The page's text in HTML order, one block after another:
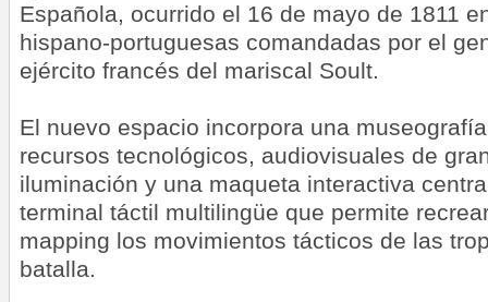
Española, ocurrido el 16 de mayo de 1811
hispano-portuguesas comandadas por el
ejército francés del mariscal Soult.
El nuevo espacio incorpora una
recursos tecnológicos, audiovisuales de
iluminación y una maqueta interactiva
terminal táctil multilingüe que permite
mapping los movimientos tácticos de las
batalla.